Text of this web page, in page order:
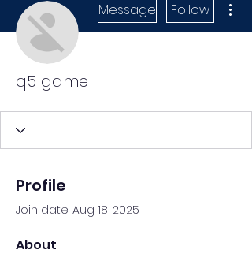
Message Follow
q5 game
Profile
Join date: Aug 18, 2025
About